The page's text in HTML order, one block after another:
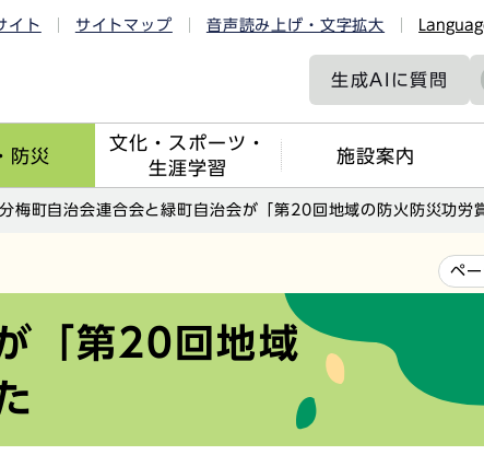
イト サイトマップ 音声読み上げ・文字拡大
生成AIに質問
防災
文化・スポーツ・
生涯学習
施設案内
分梅町自治会連合会と緑町自治会が「第20回地域の防火防災功労
ペー
「第20回地域